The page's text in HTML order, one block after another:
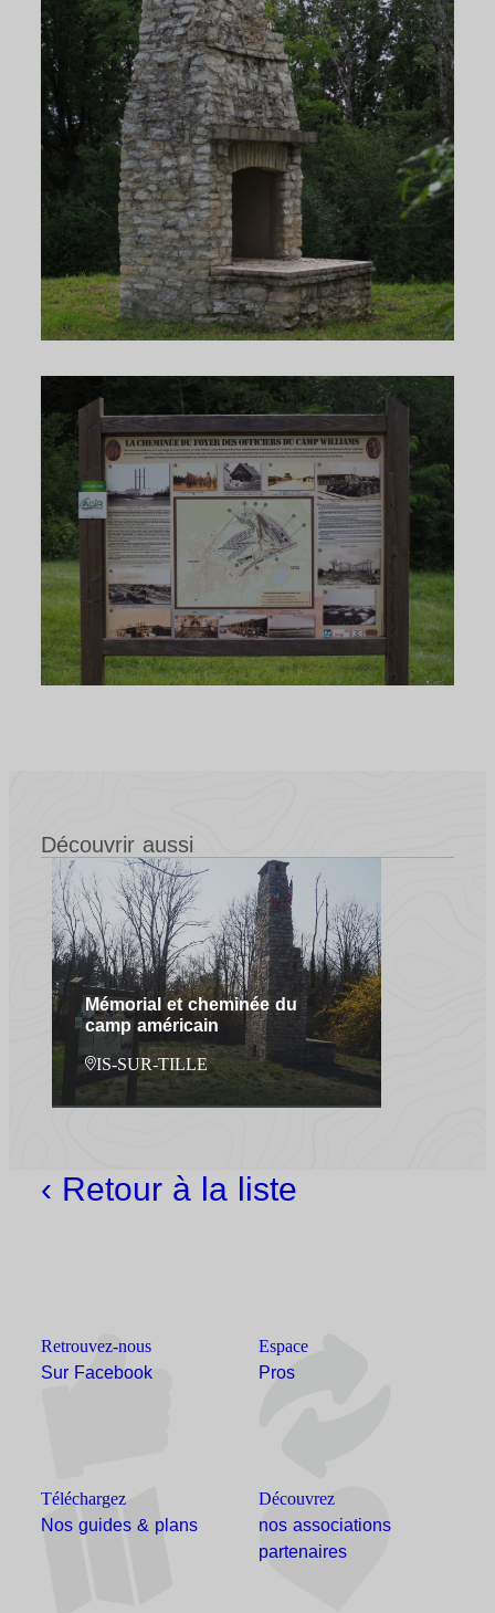
Découvrir aussi
Mémorial et cheminée du
camp américain
IS-SUR-TILLE
‹ Retour à la liste
Retrouvez-nous
Sur Facebook
Espace
Pros
Téléchargez
Nos guides & plans
Découvrez
nos associations
partenaires